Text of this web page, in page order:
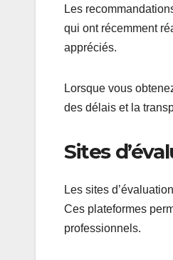
Les
qui ont récemment
appréciés.
Lorsque vous
des délais et la
Sites
Les sites
Ces plateformes
professionnels.